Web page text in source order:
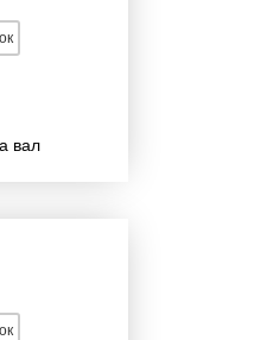
вал